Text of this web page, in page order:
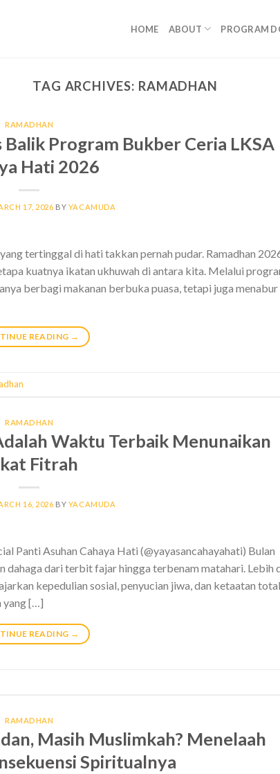
HOME ABOUT PROGRAM
TAG ARCHIVES: RAMADHAN
RAMADHAN
Program Bukber Ceria LKSA
Hati 2026
17, 2026 BY YACAMUDA
tertinggal di hati takkan pernah pudar. Ramadhan
kuatnya ikatan ukhuwah di antara kita. Melalui
berbagi makanan berbuka puasa, tetapi juga menabur
READING →
RAMADHAN
Waktu Terbaik Menunaikan
Fitrah
16, 2026 BY YACAMUDA
Panti Asuhan Cahaya Hati (@yayasancahayahati) Bulan
dahaga dari terbit fajar hingga terbenam matahari. Lebih
kepedulian sosial, penyucian jiwa, dan ketaatan total
yang […]
READING →
RAMADHAN
Masih Muslimkah? Menelaah
Spiritualnya